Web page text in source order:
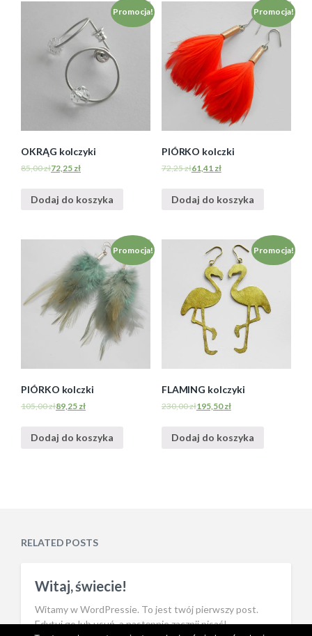
Promocja!
OKRĄG kolczyki
85,00zł72,25 zł
Dodaj do koszyka
Promocja!
PIÓRKO kolczki
72,25zł61,41 zł
Dodaj do koszyka
Promocja!
PIÓRKO kolczki
105,00zł89,25 zł
Dodaj do koszyka
Promocja!
FLAMING kolczyki
230,00zł195,50zł
Dodaj do koszyka
RELATED POSTS
Witaj, świecie!
Witamy w WordPressie. To jest twój pierwszy post.
Edytuj go lub usuń, a następnie zacznij pisać!